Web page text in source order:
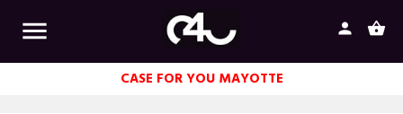
 shopping_basket
person
CASE FOR YOU MAYOTTE